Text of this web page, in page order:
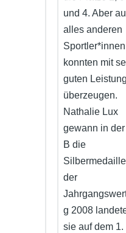
und 4. Aber
alles anderen
Sportler*innen
konnten mit
guten
überzeugen.
Nathalie Lux
gewann in
B die
der
g 2008
sie auf dem 1.